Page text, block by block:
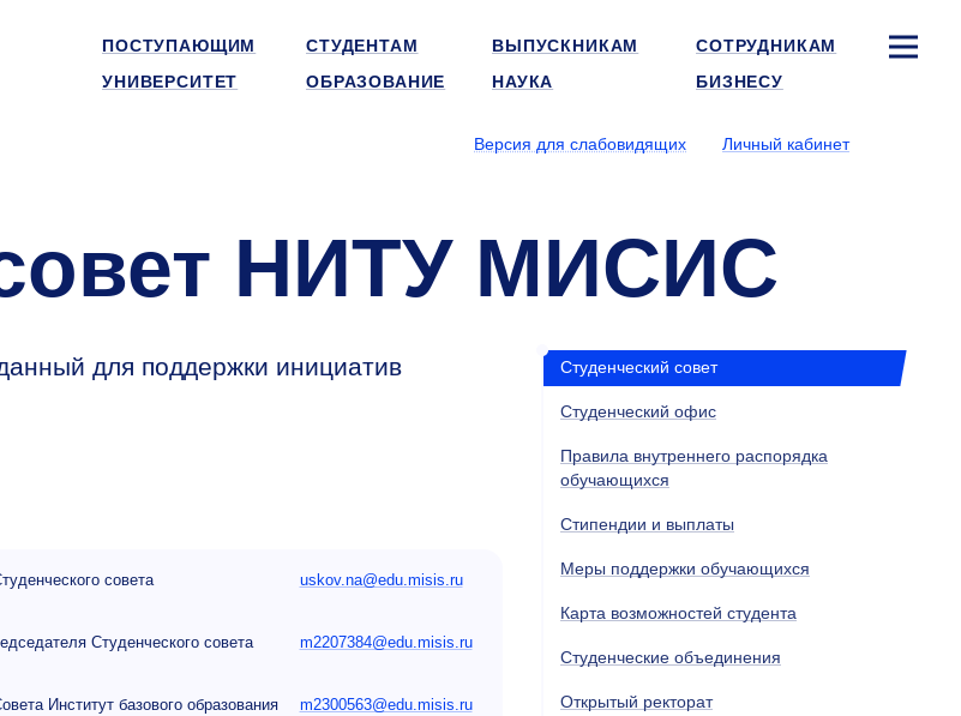
ПОСТУПАЮЩИМ СТУДЕНТАМ ВЫПУСКНИКАМ
СОТРУДНИКАМ
УНИВЕРСИТЕТ
ОБРАЗОВАНИЕ НАУКА БИЗНЕСУ
Версия для слабовидящих
Личный кабинет
НИТУ МИСИС
для поддержки инициатив
совета uskov.na@edu.misis.ru
Студенческого совета m2207384@edu.misis.ru
Институт базового образования m2300563@edu.misis.ru
Студенческий совет
Студенческий офис
Правила внутреннего распорядка
обучающихся
Стипендии и выплаты
Меры поддержки обучающихся
Карта возможностей студента
Студенческие объединения
Открытый ректорат